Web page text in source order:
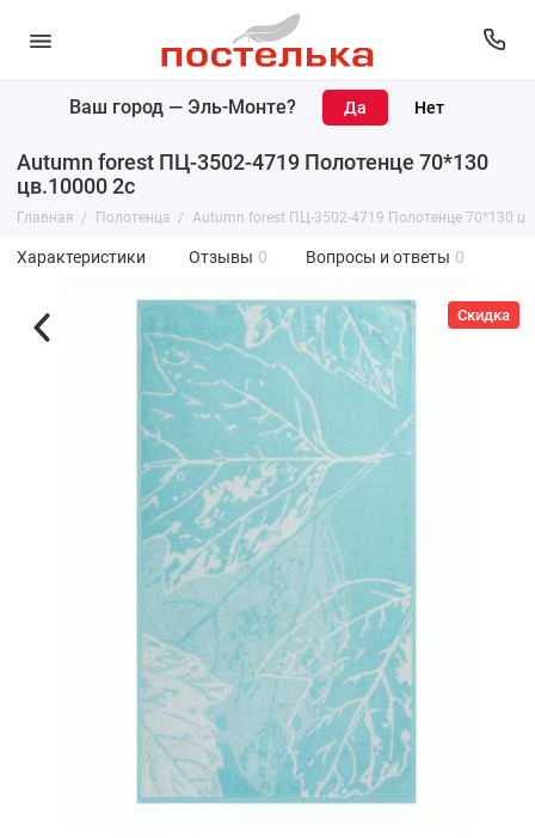
Ваш город — Эль-Монте?
Autumn forest ПЦ-3502-4719 Полотенце 70*130
цв.10000 2с
Главная Полотенца Autumn forest ПЦ-3502-4719 Полотенце 70*130
Характеристики Отзывы 0 Вопросы и ответы 0
Скидка